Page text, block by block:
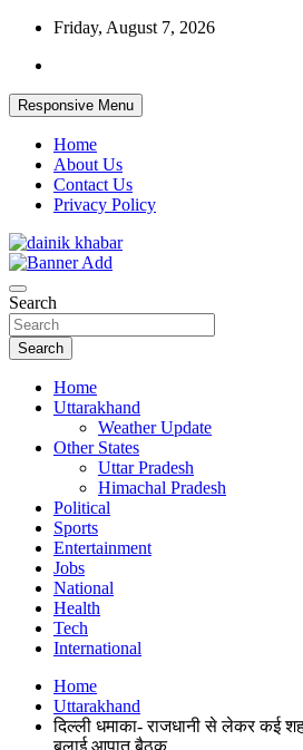
Skip
content
Friday, August 7, 2026
Responsive Menu
Home
About Us
Contact Us
Privacy Policy
Dainikkhabar.in –
Hindi News Website
Search
Search
Home
Uttarakhand
Weather Update
Other States
Uttar Pradesh
Himachal Pradesh
Political
Sports
Entertainment
Jobs
National
Health
Tech
International
Home
Uttarakhand
दिल्ली धमाका- राजधानी से लेकर कई
बुलाई आपात बैठक